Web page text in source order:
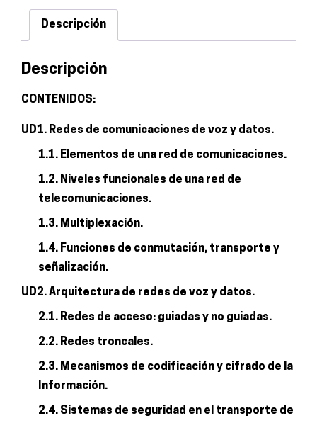
Descripción
Descripción
CONTENIDOS:
UD1. Redes de comunicaciones de voz y datos.
1.1. Elementos de una red de comunicaciones.
1.2. Niveles funcionales de una red de
telecomunicaciones.
1.3. Multiplexación.
1.4. Funciones de conmutación, transporte y
señalización.
UD2. Arquitectura de redes de voz y datos.
2.1. Redes de acceso: guiadas y no guiadas.
2.2. Redes troncales.
2.3. Mecanismos de codificación y cifrado de la
Información.
2.4. Sistemas de seguridad en el transporte de